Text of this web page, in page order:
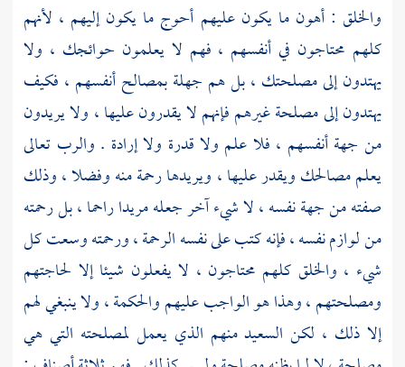
والخلق : أهون ما يكون عليهم أحوج ما يكون إليهم ، لأنهم
كلهم محتاجون في أنفسهم ، فهم لا يعلمون حوائجك ، ولا
يهتدون إلى مصلحتك ، بل هم جهلة بمصالح أنفسهم ، فكيف
يهتدون إلى مصلحة غيرهم فإنهم لا يقدرون عليها ، ولا يريدون
من جهة أنفسهم ، فلا علم ولا قدرة ولا إرادة . والرب تعالى
يعلم مصالحك ويقدر عليها ، ويريدها رحمة منه وفضلا ، وذلك
صفته من جهة نفسه ، لا شيء آخر جعله مريدا راحما ، بل رحمته
من لوازم نفسه ، فإنه كتب على نفسه الرحمة ، ورحمته وسعت كل
شيء ، والخلق كلهم محتاجون ، لا يفعلون شيئا إلا لحاجتهم
ومصلحتهم ، وهذا هو الواجب عليهم والحكمة ، ولا ينبغي لهم
إلا ذلك ، لكن السعيد منهم الذي يعمل لمصلحته التي هي